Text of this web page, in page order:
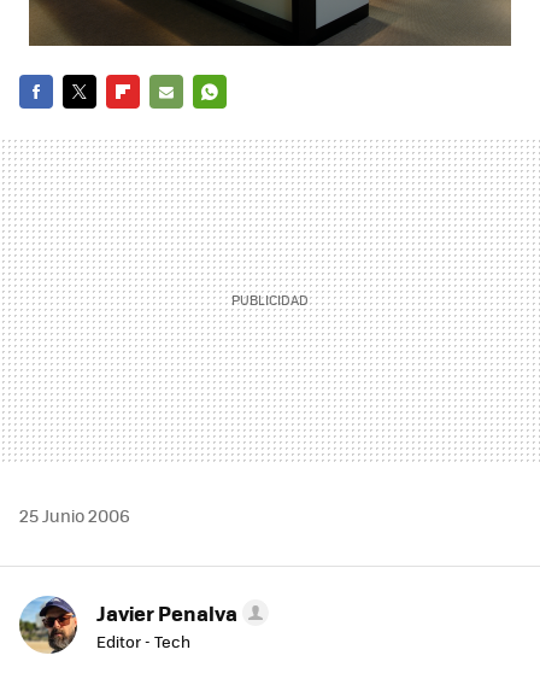
MAIL
25 Junio 2006
Javier Penalva
Editor - Tech